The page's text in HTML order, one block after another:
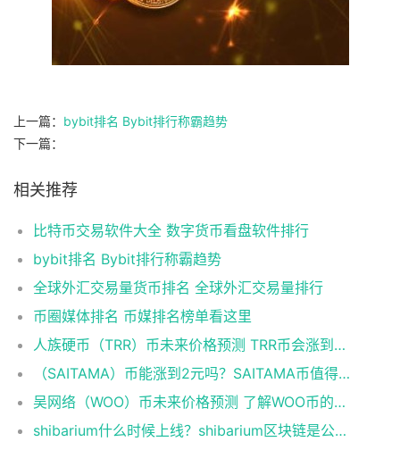
上一篇： bybit排名 Bybit排行称霸趋势
下一篇：
相关推荐
比特币交易软件大全 数字货币看盘软件排行
bybit排名 Bybit排行称霸趋势
全球外汇交易量货币排名 全球外汇交易量排行
币圈媒体排名 币媒排名榜单看这里
人族硬币（TRR）币未来价格预测 TRR币会涨到多少？
（SAITAMA）币能涨到2元吗？SAITAMA币值得长期持有吗？
吴网络（WOO）币未来价格预测 了解WOO币的潜力与前景如何？
shibarium什么时候上线？shibarium区块链是公链吗？